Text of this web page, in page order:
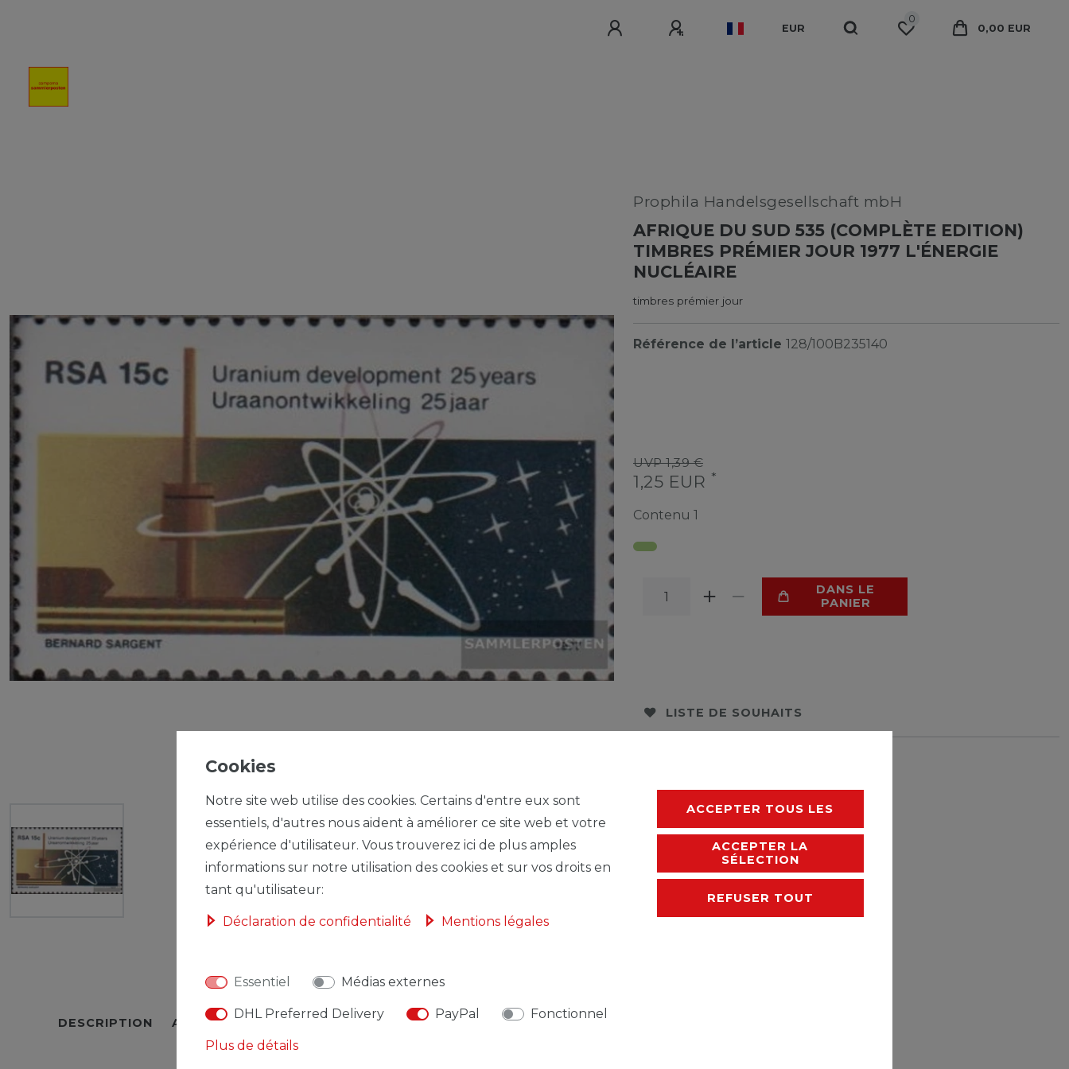
EUR
0
0,00 EUR
Prophila Handelsgesellschaft mbH
AFRIQUE DU SUD 535 (COMPLÈTE EDITION)
TIMBRES PRÉMIER JOUR 1977 L'ÉNERGIE
NUCLÉAIRE
timbres prémier jour
Référence de l’article 128/100B235140
UVP 1,39 €
1,25 EUR *
Contenu 1
DANS LE
PANIER
LISTE DE SOUHAITS
DESCRIPTION AUTRES DÉTAILS RESPONSABLE DE L'UE FABRICANT
Cookies
Notre site web utilise des cookies. Certains d'entre eux sont
essentiels, d'autres nous aident à améliorer ce site web et votre
expérience d'utilisateur. Vous trouverez ici de plus amples
informations sur notre utilisation des cookies et sur vos droits en
tant qu'utilisateur:
Déclaration de confidentialité Mentions légales
Essentiel Médias externes
DHL Preferred Delivery PayPal Fonctionnel
Plus de détails
ACCEPTER TOUS LES
ACCEPTER LA
SÉLECTION
REFUSER TOUT